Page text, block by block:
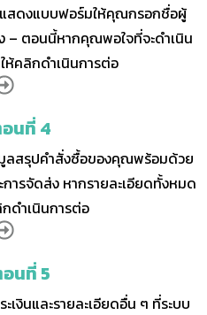
แสดงแบบฟอร์มให้คุณกรอกชื่อผู้
– ตอนนี้หากคุณพอใจที่จะดำเนิน
คลิกดำเนินการต่อ
นที่ 4
ลสรุปคำสั่งซื้อของคุณพร้อมด้วย
การจัดส่ง หากรายละเอียดทั้งหมด
ดำเนินการต่อ
นที่ 5
เงินและรายละเอียดอื่น ๆ ที่ระบบ